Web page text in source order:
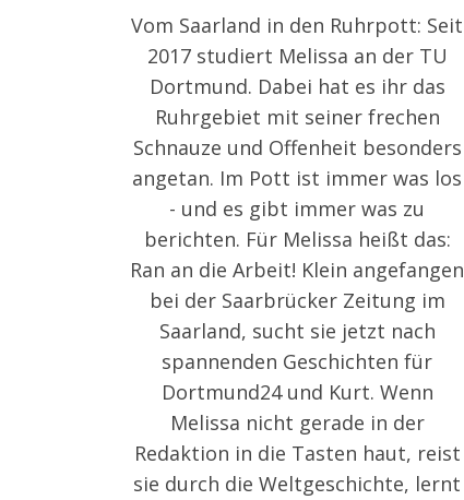
Vom Saarland in den Ruhrpott: Seit
2017 studiert Melissa an der TU
Dortmund. Dabei hat es ihr das
Ruhrgebiet mit seiner frechen
Schnauze und Offenheit besonders
angetan. Im Pott ist immer was los
- und es gibt immer was zu
berichten. Für Melissa heißt das:
Ran an die Arbeit! Klein angefangen
bei der Saarbrücker Zeitung im
Saarland, sucht sie jetzt nach
spannenden Geschichten für
Dortmund24 und Kurt. Wenn
Melissa nicht gerade in der
Redaktion in die Tasten haut, reist
sie durch die Weltgeschichte, lernt
S
e
a